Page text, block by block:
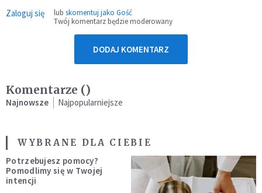
Zaloguj się lub skomentuj jako Gość
Twój komentarz będzie moderowany
DODAJ KOMENTARZ
Komentarze ()
Najnowsze Najpopularniejsze
WYBRANE DLA CIEBIE
Potrzebujesz pomocy?
Pomodlimy się w Twojej
intencji